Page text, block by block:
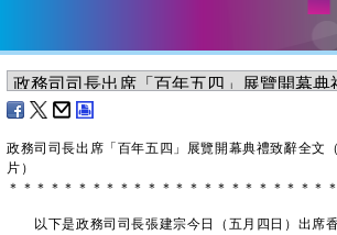
政務司司長出席「百年五四」 展覽開幕典禮致辭全文
片）
＊ ＊ ＊ ＊ ＊ ＊ ＊ ＊ ＊ ＊ ＊ ＊ ＊ ＊ ＊ ＊ ＊ ＊ ＊ ＊ ＊ ＊ ＊ ＊
以下是政務司司長張建宗今日（五月四日）出席